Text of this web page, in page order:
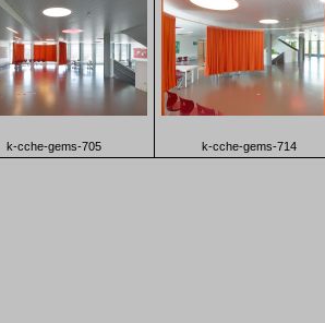
k-cche-gems-705 k-cche-gems-714